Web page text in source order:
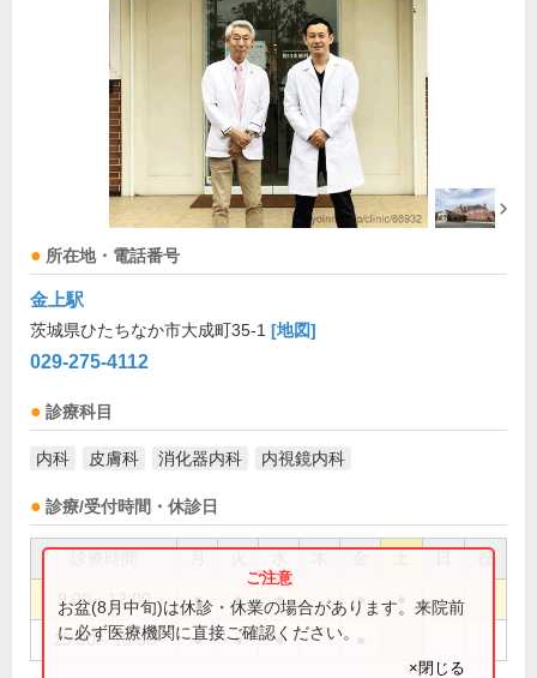
所在地・電話番号
金上駅
茨城県ひたちなか市大成町35-1 [地図]
029-275-4112
診療科目
内科 皮膚科 消化器内科 内視鏡内科
診療/受付時間・休診日
祝
9:00～12:00 ● ● ● ●
15:00～18:30 ● ● ●
お盆(8月中旬)は休診・休業の場合があります。来院前
に必ず医療機関に直接ご確認ください。
×閉じる